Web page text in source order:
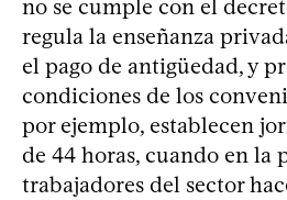
no se cumple con el
regula la enseñanza
el pago de antigüedad, y
condiciones de los
por ejemplo, establecen
de 44 horas, cuando en la
trabajadores del sector